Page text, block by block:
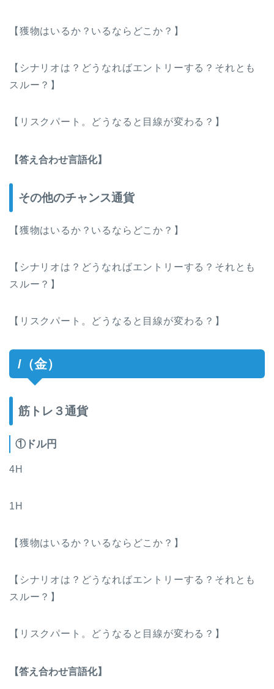
【獲物はいるか？いるならどこか？】
【シナリオは？どうなればエントリーする？それとも
スルー？】
【リスクパート。どうなると目線が変わる？】
【答え合わせ言語化】
その他のチャンス通貨
【獲物はいるか？いるならどこか？】
【シナリオは？どうなればエントリーする？それとも
スルー？】
【リスクパート。どうなると目線が変わる？】
/（金）
筋トレ３通貨
①ドル円
4H
1H
【獲物はいるか？いるならどこか？】
【シナリオは？どうなればエントリーする？それとも
スルー？】
【リスクパート。どうなると目線が変わる？】
【答え合わせ言語化】